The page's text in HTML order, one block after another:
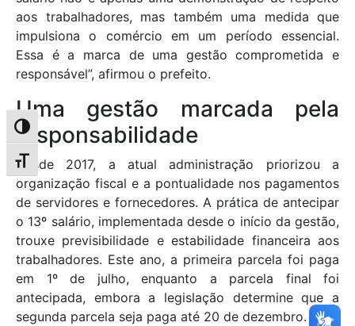
Alternar alto contraste
Alternar tamanho da fonte
aos trabalhadores, mas também uma medida que
impulsiona o comércio em um período essencial.
Essa é a marca de uma gestão comprometida e
responsável”, afirmou o prefeito.
Uma gestão marcada pela
responsabilidade
Desde 2017, a atual administração priorizou a
organização fiscal e a pontualidade nos pagamentos
de servidores e fornecedores. A prática de antecipar
o 13º salário, implementada desde o início da gestão,
trouxe previsibilidade e estabilidade financeira aos
trabalhadores. Este ano, a primeira parcela foi paga
em 1º de julho, enquanto a parcela final foi
antecipada, embora a legislação determine que a
segunda parcela seja paga até 20 de dezembro.